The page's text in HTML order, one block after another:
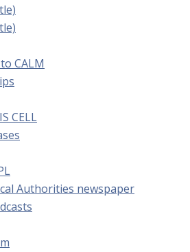
CALM
CELL
Authorities newspaper